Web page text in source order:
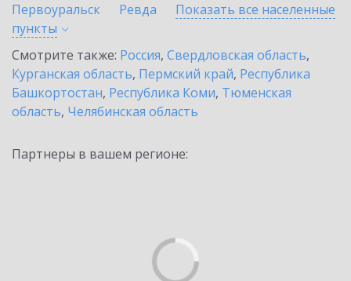
Первоуральск
Ревда
Показать все населенные
пункты
Смотрите также: Россия, Свердловская область,
Курганская область, Пермский край, Республика
Башкортостан, Республика Коми, Тюменская
область, Челябинская область
Партнеры в вашем регионе: